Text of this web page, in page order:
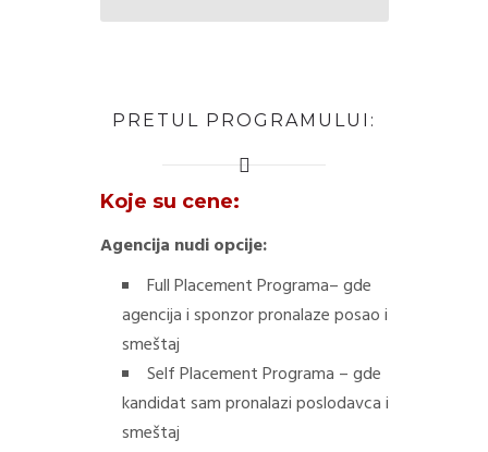
PRETUL PROGRAMULUI:
Koje su cene:
Agencija nudi opcije:
Full Placement Programa– gde
agencija i sponzor pronalaze posao i
smeštaj
Self Placement Programa – gde
kandidat sam pronalazi poslodavca i
smeštaj